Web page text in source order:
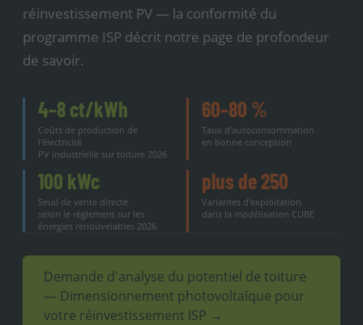
réinvestissement PV — la conformité du
programme ISP décrit notre page de profondeur
de savoir.
4–8 ct/kWh
Coûts de production de
l'électricité
PV industrielle sur toiture 2026
60–80 %
Taux d'autoconsommation
en bonne conception
100 kWc
Seuil de vente directe
selon le règlement sur les
énergies renouvelables 2026
plus de 250
Variantes d'exploitation
dans la modélisation CUBE
Demande d'analyse du potentiel de toiture
— Dimensionnement photovoltaïque pour
votre réinvestissement ISP →